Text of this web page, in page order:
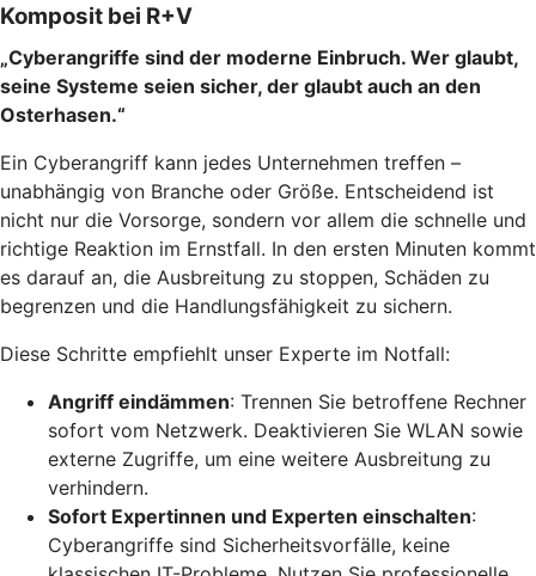
Komposit bei R+V
„Cyberangriffe sind der moderne Einbruch. Wer glaubt,
seine Systeme seien sicher, der glaubt auch an den
Osterhasen.“
Ein Cyberangriff kann jedes Unternehmen treffen –
unabhängig von Branche oder Größe. Entscheidend ist
nicht nur die Vorsorge, sondern vor allem die schnelle und
richtige Reaktion im Ernstfall. In den ersten Minuten kommt
es darauf an, die Ausbreitung zu stoppen, Schäden zu
begrenzen und die Handlungsfähigkeit zu sichern.
Diese Schritte empfiehlt unser Experte im Notfall:
Angriff eindämmen: Trennen Sie betroffene Rechner
sofort vom Netzwerk. Deaktivieren Sie WLAN sowie
externe Zugriffe, um eine weitere Ausbreitung zu
verhindern.
Sofort Expertinnen und Experten einschalten:
Cyberangriffe sind Sicherheitsvorfälle, keine